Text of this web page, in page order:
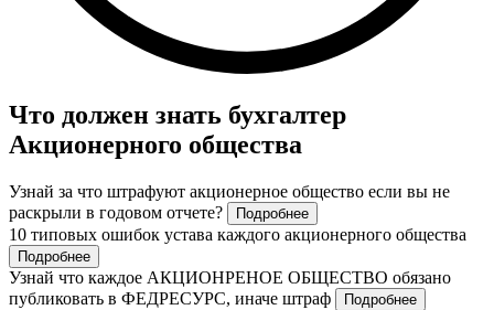
Что должен знать бухгалтер
Акционерного общества
Узнай за что штрафуют акционерное общество если вы не
раскрыли в годовом отчете?
Подробнее
10 типовых ошибок устава каждого акционерного общества
Подробнее
Узнай что каждое АКЦИОНРЕНОЕ ОБЩЕСТВО обязано
публиковать в ФЕДРЕСУРС, иначе штраф
Подробнее